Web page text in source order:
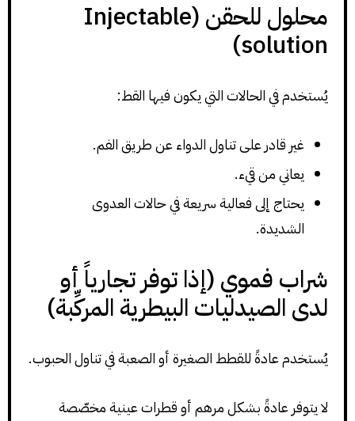
محلول للحقن (Injectable
solution)
يُستخدم في الحالات التي يكون فيها القط:
غير قادر على تناول الدواء عن طريق الفم.
يعاني من قيء.
يحتاج إلى فعالية سريعة في حالات العدوى
الشديدة.
شراب فموي (إذا توفر تجارياً أو
لدى الصيدليات البيطرية المركِّبة)
يُستخدم عادةً للقطط الصغيرة أو الصعبة في تناول الحبوب.
لا يتوفر عادةً بشكل مرهم أو قطرات عينية مخصّصة